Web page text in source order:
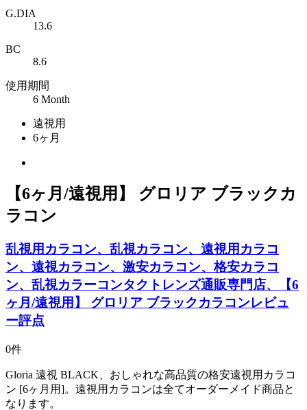
G.DIA
13.6
BC
8.6
使用期間
6 Month
遠視用
6ヶ月
【6ヶ月/遠視用】 グロリア ブラックカ
ラコン
乱視用カラコン、乱視カラコン、遠視用カラコ
ン、遠視カラコン、激安カラコン、格安カラコ
ン、乱視カラーコンタクトレンズ通販専門店、【6
ヶ月/遠視用】 グロリア ブラックカラコンレビュ
ー評点
0件
Gloria 遠視 BLACK、おしゃれな高品質の格安遠視用カラコ
ン [6ヶ月用]。遠視用カラコンは全てオーダーメイド商品と
なります。